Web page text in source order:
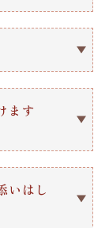
ンク】
代込）
テーテ
経管
人工肛
ナー
・嚥
・嚥下
ンク】
ます
ことに
いはし